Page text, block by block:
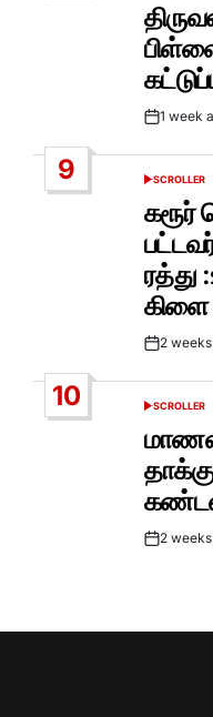
Post1 week
9
POSTED
SCROLLER
கரூர்
ரத்து
கிளை
Post
2
10
POSTED
SCROLLER
Post
2